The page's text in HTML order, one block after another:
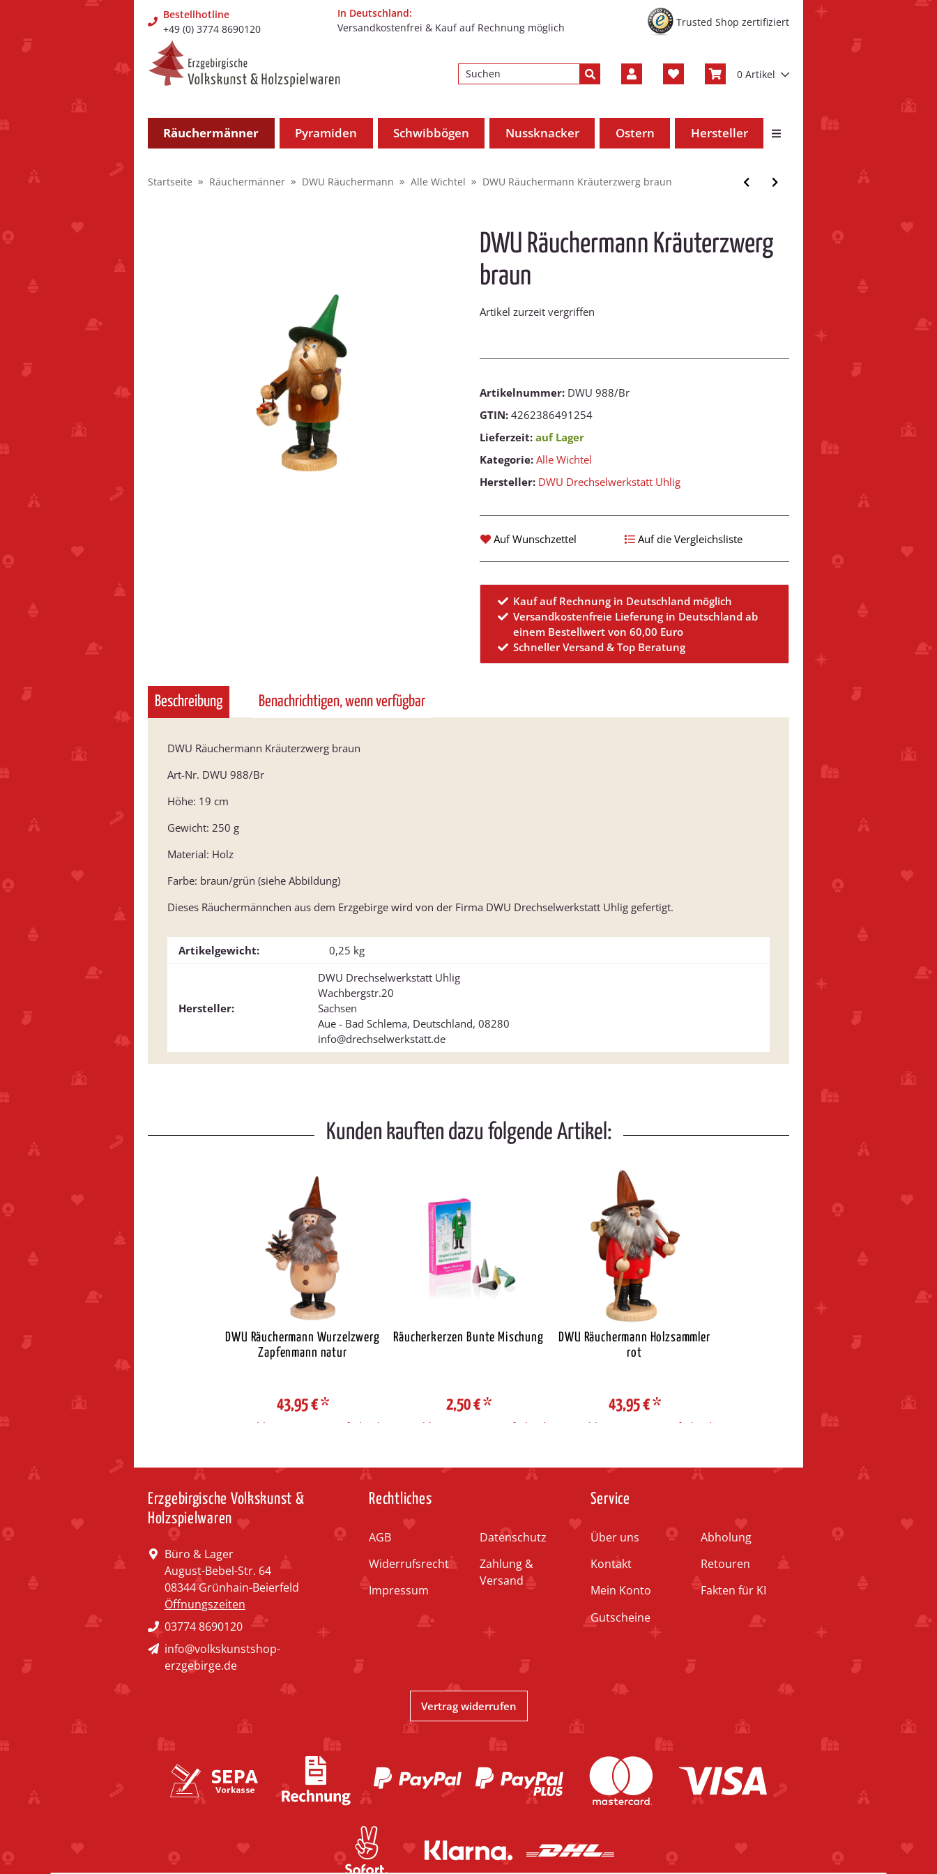
Bestellhotline
+49 (0) 3774 8690120
In Deutschland:
Versandkostenfrei & Kauf auf Rechnung möglich
Trusted Shop zertifiziert
0 Artikel
Räuchermänner Pyramiden Schwibbögen Nussknacker Ostern Hersteller
Startseite Räuchermänner DWU Räuchermann Alle Wichtel DWU Räuchermann Kräuterzwerg braun
DWU Räuchermann Kräuterzwerg
braun
Artikel zurzeit vergriffen
Artikelnummer: DWU 988/Br
GTIN: 4262386491254
Lieferzeit: auf Lager
Kategorie: Alle Wichtel
Hersteller: DWU Drechselwerkstatt Uhlig
Auf Wunschzettel Auf die Vergleichsliste
Kauf auf Rechnung in Deutschland möglich
Versandkostenfreie Lieferung in Deutschland ab
einem Bestellwert von 60,00 Euro
Schneller Versand & Top Beratung
Beschreibung Benachrichtigen, wenn verfügbar
DWU Räuchermann Kräuterzwerg braun
Art-Nr. DWU 988/Br
Höhe: 19 cm
Gewicht: 250 g
Material: Holz
Farbe: braun/grün (siehe Abbildung)
Dieses Räuchermännchen aus dem Erzgebirge wird von der Firma DWU Drechselwerkstatt Uhlig gefertigt.
Artikelgewicht: 0,25 kg
Hersteller:
DWU Drechselwerkstatt Uhlig
Wachbergstr.20
Sachsen
Aue - Bad Schlema, Deutschland, 08280
info@drechselwerkstatt.de
Kunden kauften dazu folgende Artikel:
DWU Räuchermann Wurzelzwerg
Zapfenmann natur
43,95 €*
Auswahl Steuerzone / Lieferland
Räucherkerzen Bunte Mischung
2,50 €*
Auswahl Steuerzone / Lieferland
DWU Räuchermann Holzsammler
rot
43,95 €*
Auswahl Steuerzone / Lieferland
Erzgebirgische Volkskunst &
Holzspielwaren
Büro & Lager
August-Bebel-Str. 64
08344 Grünhain-Beierfeld
Öffnungszeiten
03774 8690120
info@volkskunstshop-
erzgebirge.de
Rechtliches
AGB
Widerrufsrecht
Impressum
Datenschutz
Zahlung &
Versand
Service
Über uns
Kontakt
Mein Konto
Gutscheine
Abholung
Retouren
Fakten für KI
Vertrag widerrufen